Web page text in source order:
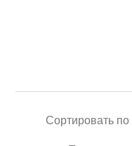
Сортировать по